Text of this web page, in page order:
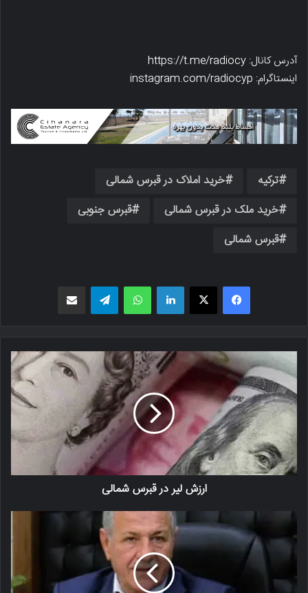
آدرس کانال: https://t.me/radiocy
اینستاگرام: instagram.com/radiocyp
ترکیه
خرید املاک در قبرس شمالی
خرید ملک در قبرس شمالی
قبرس جنوبی
قبرس شمالی
فیسبوک X لینکدین واتس اپ
ارزش لیر در قبرس شمالی